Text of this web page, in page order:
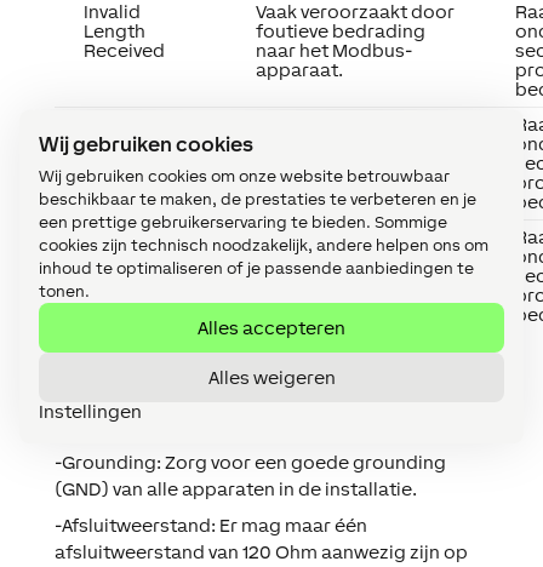
Wij gebruiken cookies
Wij gebruiken cookies om onze website betrouwbaar
beschikbaar te maken, de prestaties te verbeteren en je
een prettige gebruikerservaring te bieden. Sommige
cookies zijn technisch noodzakelijk, andere helpen ons om
inhoud te optimaliseren of je passende aanbiedingen te
tonen.
Alles accepteren
Alles weigeren
Instellingen
Invalid
Length
Received
Vaak veroorzaakt door
foutieve bedrading
naar het Modbus-
apparaat.
Data
Unexpected
Error
Meestal veroorzaakt
door
bedradingsproblemen
aansluitingen en de stroomvoorziening.
-Grounding: Zorg voor een goede grounding
(GND) van alle apparaten in de installatie.
-Afsluitweerstand: Er mag maar één
afsluitweerstand van 120 Ohm aanwezig zijn op